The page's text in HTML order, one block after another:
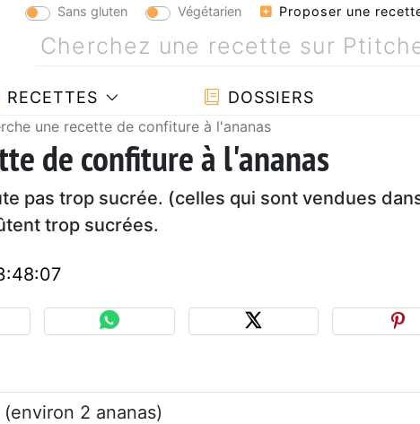
Sans gluten Végétarien Proposer une
RECETTES DOSSIERS
une recette de confiture à l'ananas
de confiture à l'ananas
pas trop sucrée. (celles qui sont vendues
trop sucrées.
2 ananas)